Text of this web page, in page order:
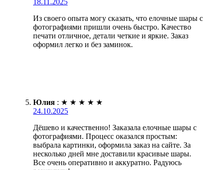
Из своего опыта могу сказать, что елочные шары с
фотографиями пришли очень быстро. Качество
печати отличное, детали четкие и яркие. Заказ
оформил легко и без заминок.
Юлия : ★ ★ ★ ★ ★
24.10.2025
Дёшево и качественно! Заказала елочные шары с
фотографиями. Процесс оказался простым:
выбрала картинки, оформила заказ на сайте. За
несколько дней мне доставили красивые шары.
Все очень оперативно и аккуратно. Радуюсь